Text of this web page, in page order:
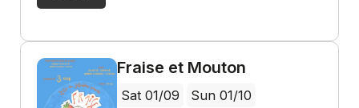
Fraise et Mouton
Sat 01/09
Sun 01/10